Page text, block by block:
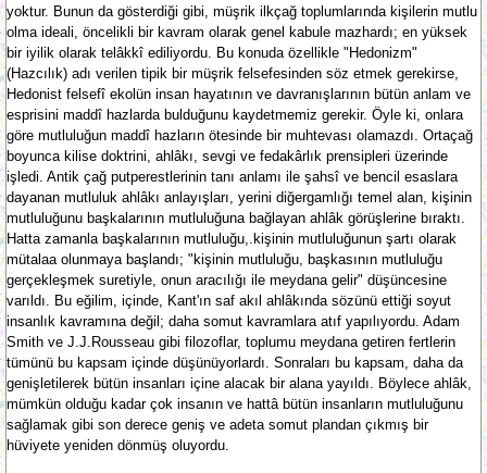
yoktur. Bunun da gösterdiği gibi, müşrik ilkçağ toplumlarında kişilerin mutlu
olma ideali, öncelikli bir kavram olarak genel kabule mazhardı; en yüksek
bir iyilik olarak telâkkî ediliyordu. Bu konuda özellikle "Hedonizm"
(Hazcılık) adı verilen tipik bir müşrik felsefesinden söz etmek gerekirse,
Hedonist felsefî ekolün insan hayatının ve davranışlarının bütün anlam ve
esprisini maddî hazlarda bulduğunu kaydetmemiz gerekir. Öyle ki, onlara
göre mutluluğun maddî hazların ötesinde bir muhtevası olamazdı. Ortaçağ
boyunca kilise doktrini, ahlâkı, sevgi ve fedakârlık prensipleri üzerinde
işledi. Antik çağ putperestlerinin tanı anlamı ile şahsî ve bencil esaslara
dayanan mutluluk ahlâkı anlayışları, yerini diğergamlığı temel alan, kişinin
mutluluğunu başkalarının mutluluğuna bağlayan ahlâk görüşlerine bıraktı.
Hatta zamanla başkalarının mutluluğu,.kişinin mutluluğunun şartı olarak
mütalaa olunmaya başlandı; "kişinin mutluluğu, başkasının mutluluğu
gerçekleşmek suretiyle, onun aracılığı ile meydana gelir" düşüncesine
varıldı. Bu eğilim, içinde, Kant'ın saf akıl ahlâkında sözünü ettiği soyut
insanlık kavramına değil; daha somut kavramlara atıf yapılıyordu. Adam
Smith ve J.J.Rousseau gibi filozoflar, toplumu meydana getiren fertlerin
tümünü bu kapsam içinde düşünüyorlardı. Sonraları bu kapsam, daha da
genişletilerek bütün insanları içine alacak bir alana yayıldı. Böylece ahlâk,
mümkün olduğu kadar çok insanın ve hattâ bütün insanların mutluluğunu
sağlamak gibi son derece geniş ve adeta somut plandan çıkmış bir
hüviyete yeniden dönmüş oluyordu.